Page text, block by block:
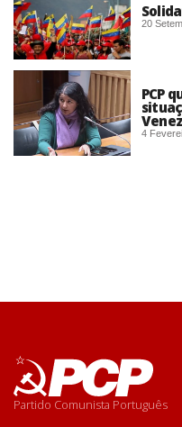
20
PCP
4
Partido Comunista Português